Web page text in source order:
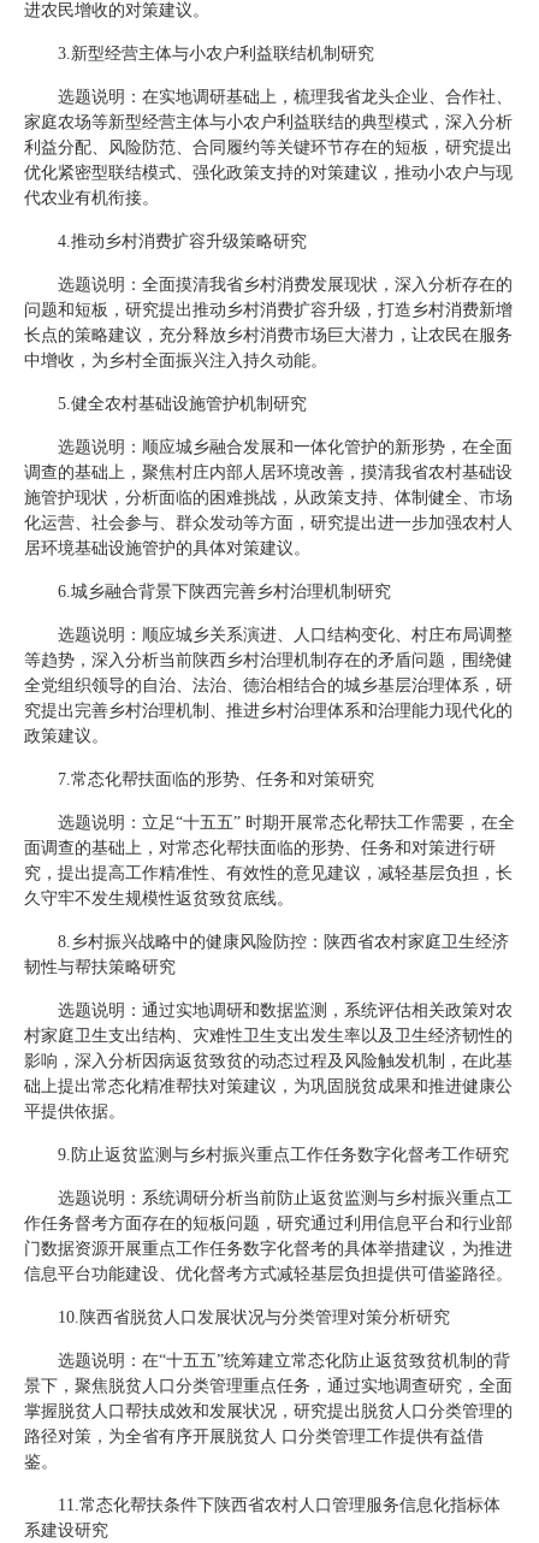
进农民增收的对策建议。
3.新型经营主体与小农户利益联结机制研究
选题说明：在实地调研基础上，梳理我省龙头企业、合作社、
家庭农场等新型经营主体与小农户利益联结的典型模式，深入分析
利益分配、风险防范、合同履约等关键环节存在的短板，研究提出
优化紧密型联结模式、强化政策支持的对策建议，推动小农户与现
代农业有机衔接。
4.推动乡村消费扩容升级策略研究
选题说明：全面摸清我省乡村消费发展现状，深入分析存在的
问题和短板，研究提出推动乡村消费扩容升级，打造乡村消费新增
长点的策略建议，充分释放乡村消费市场巨大潜力，让农民在服务
中增收，为乡村全面振兴注入持久动能。
5.健全农村基础设施管护机制研究
选题说明：顺应城乡融合发展和一体化管护的新形势，在全面
调查的基础上，聚焦村庄内部人居环境改善，摸清我省农村基础设
施管护现状，分析面临的困难挑战，从政策支持、体制健全、市场
化运营、社会参与、群众发动等方面，研究提出进一步加强农村人
居环境基础设施管护的具体对策建议。
6.城乡融合背景下陕西完善乡村治理机制研究
选题说明：顺应城乡关系演进、人口结构变化、村庄布局调整
等趋势，深入分析当前陕西乡村治理机制存在的矛盾问题，围绕健
全党组织领导的自治、法治、德治相结合的城乡基层治理体系，研
究提出完善乡村治理机制、推进乡村治理体系和治理能力现代化的
政策建议。
7.常态化帮扶面临的形势、任务和对策研究
选题说明：立足“十五五” 时期开展常态化帮扶工作需要，在全
面调查的基础上，对常态化帮扶面临的形势、任务和对策进行研
究，提出提高工作精准性、有效性的意见建议，减轻基层负担，长
久守牢不发生规模性返贫致贫底线。
8.乡村振兴战略中的健康风险防控：陕西省农村家庭卫生经济
韧性与帮扶策略研究
选题说明：通过实地调研和数据监测，系统评估相关政策对农
村家庭卫生支出结构、灾难性卫生支出发生率以及卫生经济韧性的
影响，深入分析因病返贫致贫的动态过程及风险触发机制，在此基
础上提出常态化精准帮扶对策建议，为巩固脱贫成果和推进健康公
平提供依据。
9.防止返贫监测与乡村振兴重点工作任务数字化督考工作研究
选题说明：系统调研分析当前防止返贫监测与乡村振兴重点工
作任务督考方面存在的短板问题，研究通过利用信息平台和行业部
门数据资源开展重点工作任务数字化督考的具体举措建议，为推进
信息平台功能建设、优化督考方式减轻基层负担提供可借鉴路径。
10.陕西省脱贫人口发展状况与分类管理对策分析研究
选题说明：在“十五五”统筹建立常态化防止返贫致贫机制的背
景下，聚焦脱贫人口分类管理重点任务，通过实地调查研究，全面
掌握脱贫人口帮扶成效和发展状况，研究提出脱贫人口分类管理的
路径对策，为全省有序开展脱贫人 口分类管理工作提供有益借
鉴。
11.常态化帮扶条件下陕西省农村人口管理服务信息化指标体
系建设研究